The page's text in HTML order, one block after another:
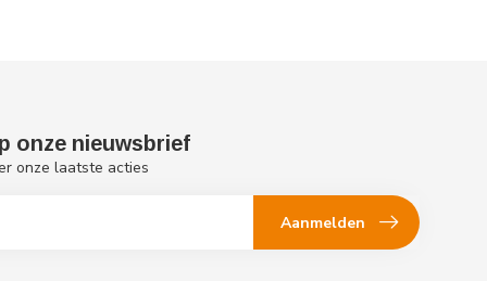
onze nieuwsbrief
onze laatste acties
Aanmelden